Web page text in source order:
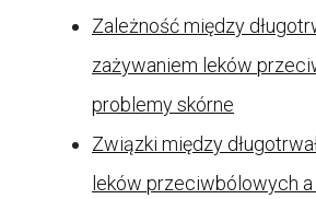
Zależność między
zażywaniem leków
problemy skórne
Związki między
leków przeciwbólowych